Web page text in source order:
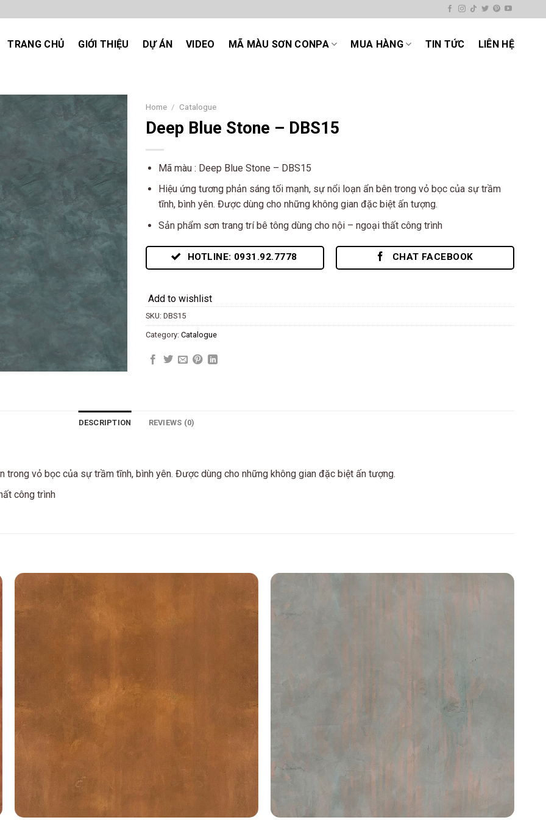
TRANG CHỦ GIỚI THIỆU DỰ ÁN VIDEO MÃ MÀU SƠN CONPA MUA HÀNG TIN TỨC LIÊN HỆ
Add
wishlist
Home / Catalogue
Deep Blue Stone – DBS15
Mã màu : Deep Blue Stone – DBS15
Hiệu ứng tương phản sáng tối mạnh, sự nổi loạn ẩn bên trong vỏ bọc của sự trầm
tĩnh, bình yên. Được dùng cho những không gian đặc biệt ấn tượng.
Sản phẩm sơn trang trí bê tông dùng cho nội – ngoại thất công trình
HOTLINE: 0931.92.7778 CHAT FACEBOOK
Add to wishlist
SKU: DBS15
Category: Catalogue
DESCRIPTION REVIEWS (0)
trong vỏ bọc của sự trầm tĩnh, bình yên. Được dùng cho những không gian đặc biệt ấn tượng.
công trình
Add to
wishlist